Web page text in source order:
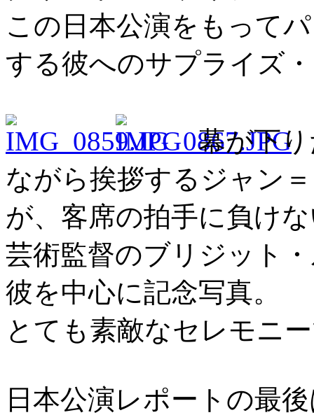
この日本公演をもって
する彼へのサプライズ
幕が下
ながら挨拶するジャン
が、客席の拍手に負け
芸術監督のブリジット
彼を中心に記念写真。
とても素敵なセレモニ
日本公演レポートの最